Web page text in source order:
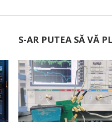
S-AR PUTEA SĂ VĂ